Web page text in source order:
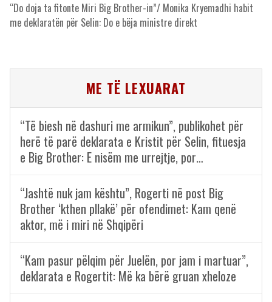
“Do doja ta fitonte Miri Big Brother-in”/ Monika Kryemadhi habit
me deklaratën për Selin: Do e bëja ministre direkt
ME TË LEXUARAT
“Të biesh në dashuri me armikun”, publikohet për
herë të parë deklarata e Kristit për Selin, fituesja
e Big Brother: E nisëm me urrejtje, por…
“Jashtë nuk jam kështu”, Rogerti në post Big
Brother ‘kthen pllakë’ për ofendimet: Kam qenë
aktor, më i miri në Shqipëri
“Kam pasur pëlqim për Juelën, por jam i martuar”,
deklarata e Rogertit: Më ka bërë gruan xheloze